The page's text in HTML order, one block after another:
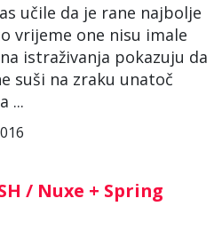
učile da je rane najbolje
vrijeme one nisu imale
istraživanja pokazuju da
suši na zraku unatoč
...
/ Nuxe + Spring